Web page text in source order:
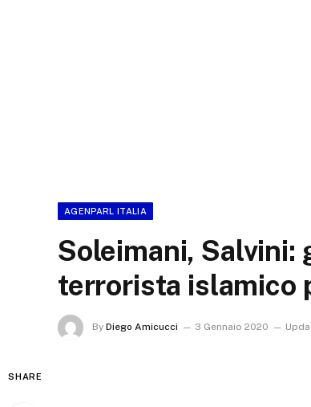
AGENPARL ITALIA
Soleimani, Salvini:
terrorista islamico
By Diego Amicucci 3 Gennaio 2020
SHARE